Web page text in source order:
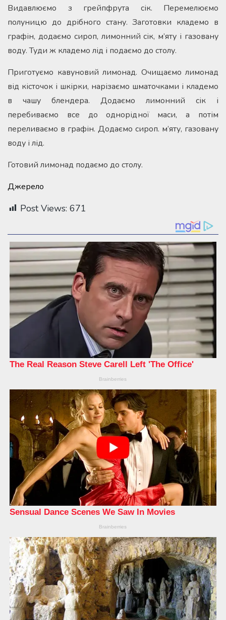
Видавлюємо з грейпфрута сік. Перемелюємо
полуницю до дрібного стану. Заготовки кладемо в
графін, додаємо сироп, лимонний сік, м’яту і газовану
воду. Туди ж кладемо лід і подаємо до столу.
Приготуємо кавуновий лимонад. Очищаємо лимонад
від кісточок і шкірки, нарізаємо шматочками і кладемо
в чашу блендера. Додаємо лимонний сік і
перебиваємо все до однорідної маси, а потім
переливаємо в графін. Додаємо сироп. м’яту, газовану
воду і лід.
Готовий лимонад подаємо до столу.
Джерело
Post Views: 671